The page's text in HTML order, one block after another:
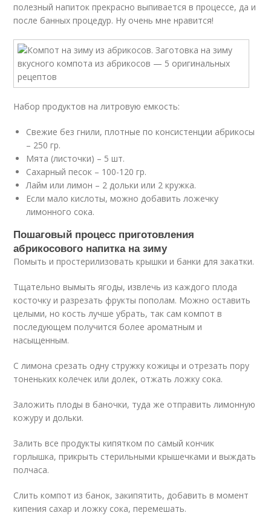
полезный напиток прекрасно выпивается в процессе, да и
после банных процедур. Ну очень мне нравится!
Набор продуктов на литровую емкость:
Свежие без гнили, плотные по консистенции абрикосы
– 250 гр.
Мята (листочки) – 5 шт.
Сахарный песок – 100-120 гр.
Лайм или лимон – 2 дольки или 2 кружка.
Если мало кислоты, можно добавить ложечку
лимонного сока.
Пошаговый процесс приготовления
абрикосового напитка на зиму
Помыть и простерилизовать крышки и банки для закатки.
Тщательно вымыть ягоды, извлечь из каждого плода
косточку и разрезать фрукты пополам. Можно оставить
целыми, но кость лучше убрать, так сам компот в
последующем получится более ароматным и
насыщенным.
С лимона срезать одну стружку кожицы и отрезать пору
тоненьких колечек или долек, отжать ложку сока.
Заложить плоды в баночки, туда же отправить лимонную
кожуру и дольки.
Залить все продукты кипятком по самый кончик
горлышка, прикрыть стерильными крышечками и выждать
полчаса.
Слить компот из банок, закипятить, добавить в момент
кипения сахар и ложку сока, перемешать.